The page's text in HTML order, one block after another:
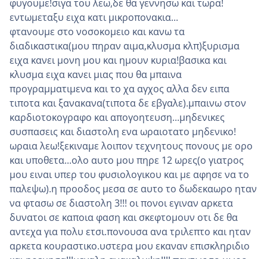
φυγουμε!σιγα του λεω,δε θα γεννησω και τωρα!
εντωμεταξυ ειχα κατι μικροπονακια...
φτανουμε στο νοσοκομειο και κανω τα
διαδικαστικα(μου πηραν αιμα,κλυσμα κλπ)ξυρισμα
ειχα κανει μονη μου και ημουν κυρια!βασικα και
κλυσμα ειχα κανει μιας που θα μπαινα
προγραμματιμενα και το χα αγχος αλλα δεν ειπα
τιποτα και ξανακανα(τιποτα δε εβγαλε).μπαινω στον
καρδιοτοκογραφο και απογοητευση...μηδενικες
συσπασεις και διαστολη ενα ωραιοτατο μηδενικο!
ωραια λεω!ξεκιναμε λοιπον τεχνητους πονους με ορο
και υποθετα...ολο αυτο μου πηρε 12 ωρες(ο γιατρος
μου ειναι υπερ του φυσιολογικου και με αφησε να το
παλεψω).η προοδος μεσα σε αυτο το δωδεκαωρο ηταν
να φτασω σε διαστολη 3!!! οι πονοι εγιναν αρκετα
δυνατοι σε καποια φαση και σκεφτομουν οτι δε θα
αντεχα για πολυ ετσι.πονουσα ανα τριλεπτο και ηταν
αρκετα κουραστικο.υστερα μου εκαναν επισκληριδιο